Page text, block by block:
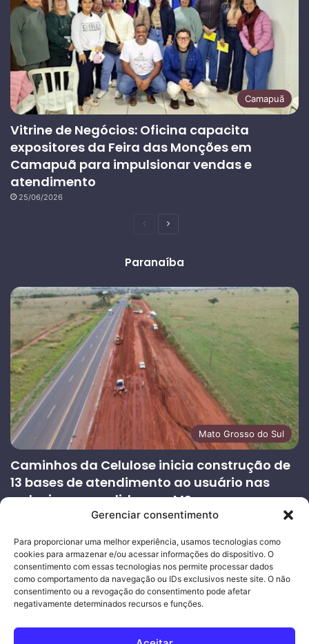
Gerenciar consentimento
Para proporcionar uma melhor experiência, usamos tecnologias como
cookies para armazenar e/ou acessar informações do dispositivo. O
consentimento com essas tecnologias nos permite processar dados
como comportamento da navegação ou IDs exclusivos neste site. O não
consentimento ou a revogação do consentimento pode afetar
negativamente determinados recursos e funções.
Camapuã
Vitrine de Negócios: Oficina capacita
expositores da Feira das Monções em
Camapuã para impulsionar vendas e
atendimento
25/06/2026
PáginaPróxima
Paranaíba
Mato Grosso do Sul
Caminhos da Celulose inicia construção de
13 bases de atendimento ao usuário nas
rodovias concedidas em MS
Página
anterior
Próxima
página
Ouro Empresas- Desenvolvimento Web